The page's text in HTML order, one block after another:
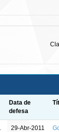
Data de
defesa
29-Abr-2011